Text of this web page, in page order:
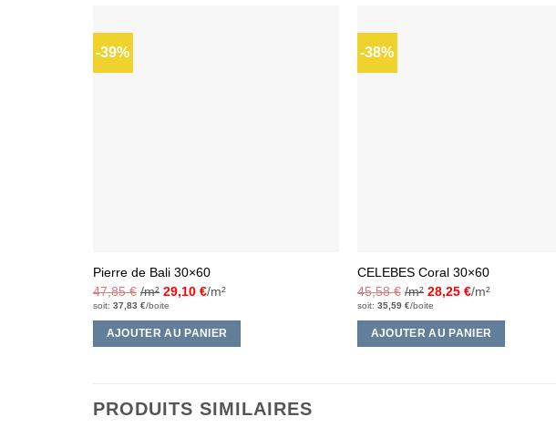
-39%
Pierre de Bali 30×60
47,85€ /m² 29,10€/m²
soit: 37,83 €/boite
AJOUTER AU PANIER
-38%
CELEBES Coral 30×60
45,58€ /m² 28,25€/m²
soit: 35,59 €/boite
AJOUTER AU PANIER
PRODUITS SIMILAIRES